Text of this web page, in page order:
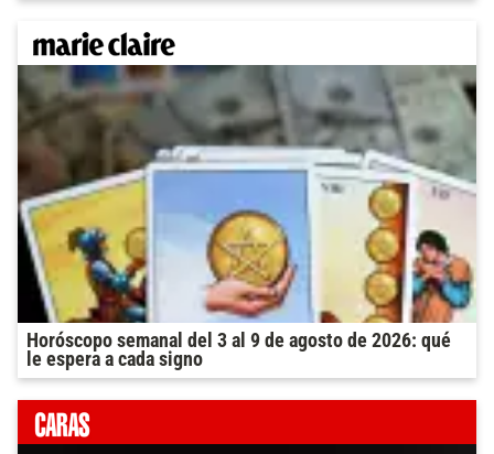
Horóscopo semanal del 3 al 9 de agosto de 2026: qué
le espera a cada signo